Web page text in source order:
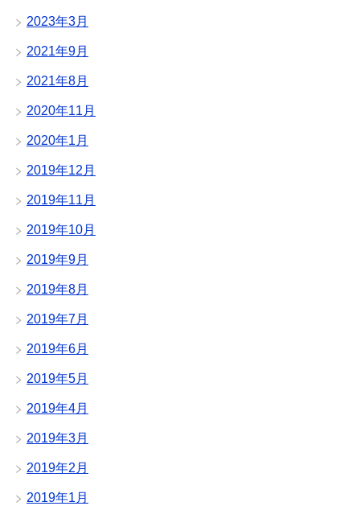
2023年3月
2021年9月
2021年8月
2020年11月
2020年1月
2019年12月
2019年11月
2019年10月
2019年9月
2019年8月
2019年7月
2019年6月
2019年5月
2019年4月
2019年3月
2019年2月
2019年1月